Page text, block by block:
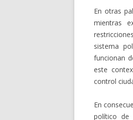
En otras
mientras
sistema
funcionan
este
control
En
político de